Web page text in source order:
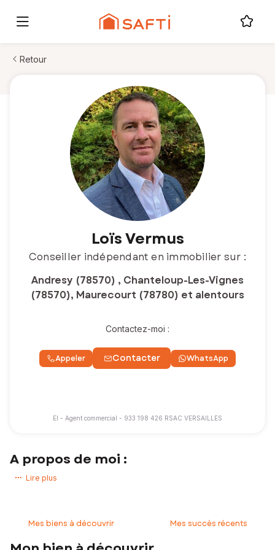
Retour
Loïs Vermus
Conseiller indépendant en immobilier sur :
Andresy (78570) , Chanteloup-Les-Vignes
(78570), Maurecourt (78780) et alentours
Contactez-moi :
Appeler Contacter WhatsApp
EI - Agent commercial - 933 198 426 RSAC VERSAILLES
A propos de moi :
Vous voulez connaître la valeur exacte de votre propriété sur le
2001, j’accompagne mes clients pour que leurs projets immobiliers
Lire plus
Mes biens à découvrir Mes succès récents